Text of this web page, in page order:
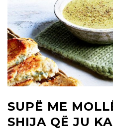
SUPË ME
SHIJA QË JU